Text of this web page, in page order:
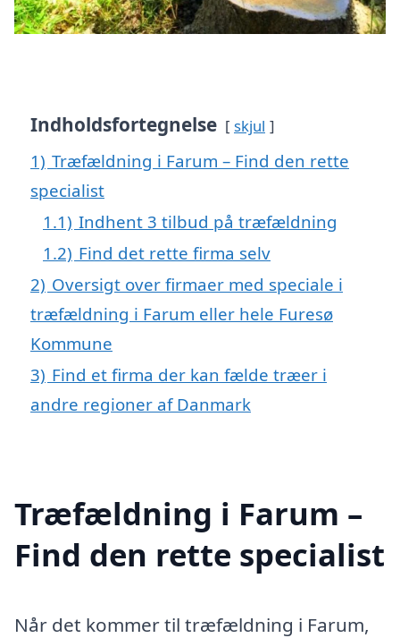
Indholdsfortegnelse skjul
1) Træfældning i Farum – Find den rette
specialist
1.1) Indhent 3 tilbud på træfældning
1.2) Find det rette firma selv
2) Oversigt over firmaer med speciale i
træfældning i Farum eller hele Furesø
Kommune
3) Find et firma der kan fælde træer i
andre regioner af Danmark
Træfældning i Farum –
Find den rette specialist
Når det kommer til træfældning i Farum,